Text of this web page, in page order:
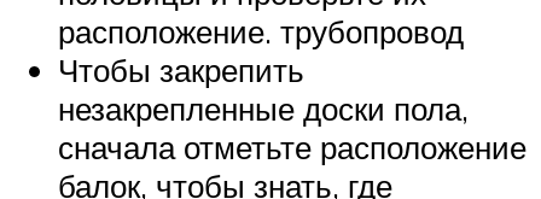
расположение. трубопровод
Чтобы закрепить
незакрепленные доски пола,
сначала отметьте расположение
балок, чтобы знать, где